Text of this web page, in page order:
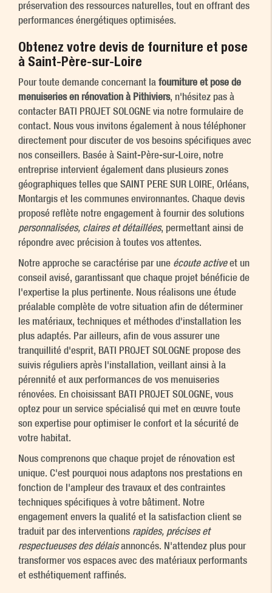
préservation des ressources naturelles, tout en offrant des
performances énergétiques optimisées.
Obtenez votre devis de fourniture et pose
à Saint-Père-sur-Loire
Pour toute demande concernant la fourniture et pose de
menuiseries en rénovation à Pithiviers, n'hésitez pas à
contacter BATI PROJET SOLOGNE via notre formulaire de
contact. Nous vous invitons également à nous téléphoner
directement pour discuter de vos besoins spécifiques avec
nos conseillers. Basée à Saint-Père-sur-Loire, notre
entreprise intervient également dans plusieurs zones
géographiques telles que SAINT PERE SUR LOIRE, Orléans,
Montargis et les communes environnantes. Chaque devis
proposé reflète notre engagement à fournir des solutions
personnalisées, claires et détaillées, permettant ainsi de
répondre avec précision à toutes vos attentes.
Notre approche se caractérise par une écoute activeet un
conseil avisé, garantissant que chaque projet bénéficie de
l'expertise la plus pertinente. Nous réalisons une étude
préalable complète de votre situation afin de déterminer
les matériaux, techniques et méthodes d'installation les
plus adaptés. Par ailleurs, afin de vous assurer une
tranquillité d'esprit, BATI PROJET SOLOGNE propose des
suivis réguliers après l'installation, veillant ainsi à la
pérennité et aux performances de vos menuiseries
rénovées. En choisissant BATI PROJET SOLOGNE, vous
optez pour un service spécialisé qui met en œuvre toute
son expertise pour optimiser le confort et la sécurité de
votre habitat.
Nous comprenons que chaque projet de rénovation est
unique. C'est pourquoi nous adaptons nos prestations en
fonction de l'ampleur des travaux et des contraintes
techniques spécifiques à votre bâtiment. Notre
engagement envers la qualité et la satisfaction client se
traduit par des interventions rapides, précises et
respectueuses des délaisannoncés. N'attendez plus pour
transformer vos espaces avec des matériaux performants
et esthétiquement raffinés.